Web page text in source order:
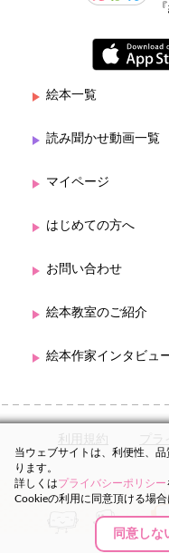
絵本一覧
読み聞かせ動画一覧
マイページ
はじめての方へ
お問い合わせ
絵本教室のご紹介
絵本作家インタビュ
利用規約 プ
当ウェブサイトは、利便性、
ります。
詳しくはプライバシーポリシー
Cookieの利用に同意頂ける場
同意しな